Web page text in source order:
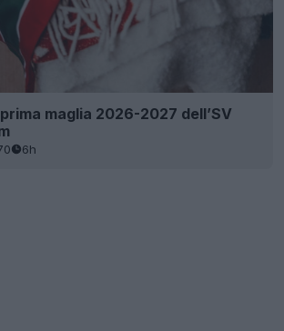
maglia 2026-2027 dell’SV
6h